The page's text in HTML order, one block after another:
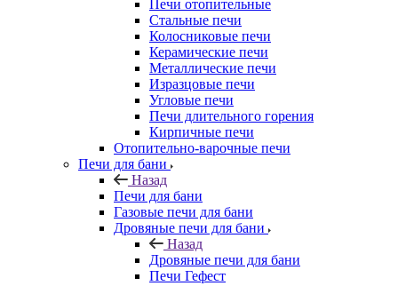
Печи отопительные
Стальные печи
Колосниковые печи
Керамические печи
Металлические печи
Изразцовые печи
Угловые печи
Печи длительного горения
Кирпичные печи
Отопительно-варочные печи
Печи для бани
Назад
Печи для бани
Газовые печи для бани
Дровяные печи для бани
Назад
Дровяные печи для бани
Печи Гефест